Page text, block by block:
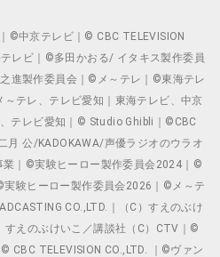
©中京テレビ｜© CBC TELEVISION
レビ｜©多田かおる/ イタキス製作委員
進製作委員会｜©メ～テレ｜©東海テレ
～テレ、テレビ愛知｜東海テレビ、中京
テレビ愛知｜© Studio Ghibli｜©CBC
月 公/KADOKAWA/声優ラジオのウラオ
｜©実験ヒーロー製作委員会2024｜©
験ヒーロー製作委員会2026｜©メ～テ
CO.,LTD.｜（C）すえのぶけ
すえのぶけいこ／講談社（C）CTV｜©
CBC TELEVISION CO.,LTD. ｜©ヴァン